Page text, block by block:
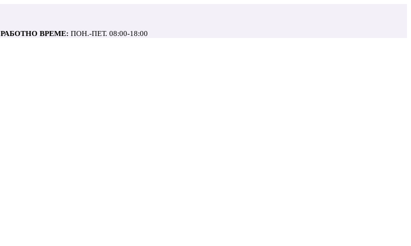
РАБОТНО ВРЕМЕ: ПОН.-ПЕТ. 08:00-18:00